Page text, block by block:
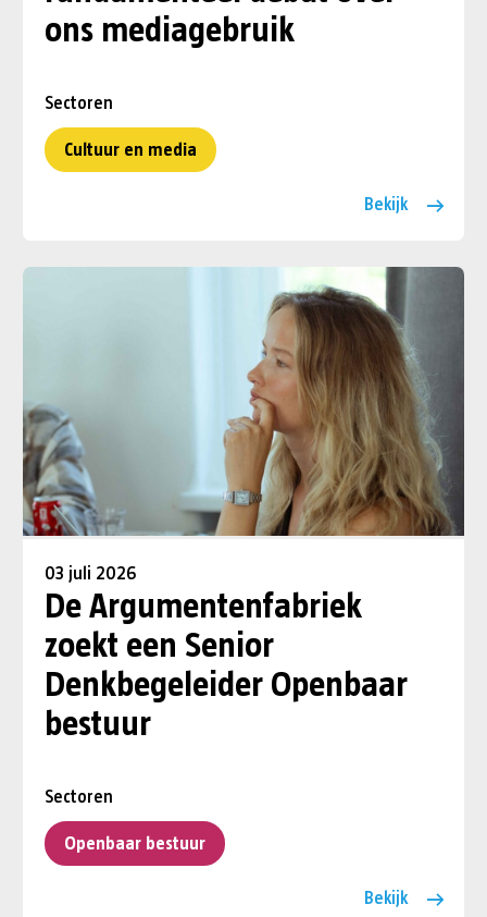
ons mediagebruik
Sectoren
Cultuur en media
Bekijk
03 juli 2026
De Argumentenfabriek
zoekt een Senior
Denkbegeleider Openbaar
bestuur
Sectoren
Openbaar bestuur
Bekijk